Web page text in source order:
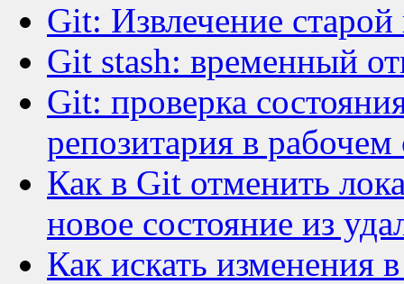
Git: Извлечение
Git stash: временный
Git: проверка
репозитария в рабочем
Как в Git отменить
новое состояние из
Как искать